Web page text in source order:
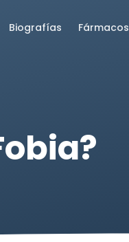
Biografías Fármacos